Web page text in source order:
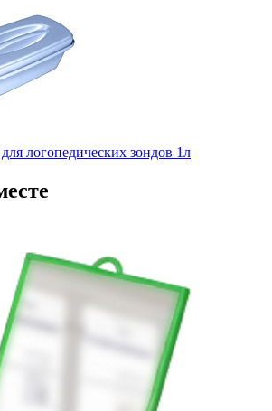
логопедических зондов 1л